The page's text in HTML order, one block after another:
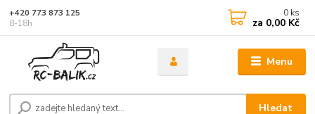
Menu
Hledat
+420 773 873 125
8-18h
0 ks
za 0,00 Kč